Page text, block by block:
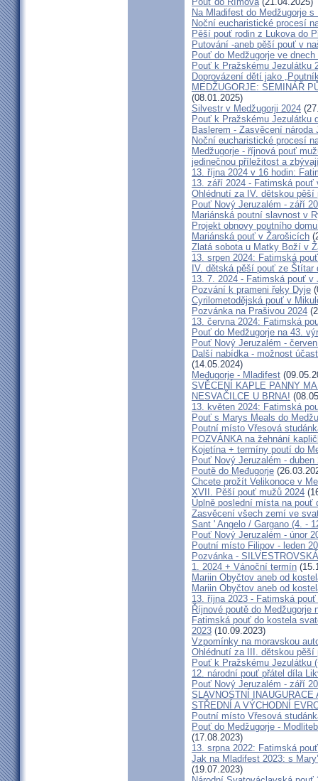
Na Mladifest do Medžugorje s
Noční eucharistické procesí
Pěší pouť rodin z Lukova do
Putování -aneb pěší pouť v
Pouť do Medžugorje ve
Pouť k Pražskému Jezulátku
Doprovázení dětí jako
MEDŽUGORJE: SEMINÁŘ
(08.01.2025)
Silvestr v Medžugorji 2024
Pouť k Pražskému Jezulátku
Baslerem - Zasvěcení národa
Noční eucharistické procesí
Medžugorje - říjnová pouť
jedinečnou příležitost a
13. října 2024 v 16 hodin:
13. září 2024 - Fatimská pouť
Ohlédnutí za IV. dětskou
Pouť Nový Jeruzalém - září
Mariánská poutní slavnost v
Projekt obnovy poutního
Mariánská pouť v Žarošicích
Zlatá sobota u Matky Boží v
13. srpen 2024: Fatimská
IV. dětská pěší pouť ze Štítar
13. 7. 2024 - Fatimská pouť
Pozvání k prameni řeky Dyje
Cyrilometodějská pouť v
Pozvánka na Prašivou 2024
13. června 2024: Fatimská
Pouť do Medžugorje na 43.
Pouť Nový Jeruzalém -
Další nabídka - možnost
(14.05.2024)
Međugorje - Mladifest
SVĚCENÍ KAPLE PANNY
NESVAČILCE U BRNA!
13. květen 2024: Fatimská
Pouť s Marys Meals do
Poutní místo Vřesová
POZVÁNKA na žehnání
Kojetína + termíny poutí do
Pouť Nový Jeruzalém - duben
Poutě do Međugorje
Chcete prožít Velikonoce v
XVII. Pěší pouť mužů 2024
Úplně poslední místa na pouť
Zasvěcení všech zemí ve
Sant ' Angelo / Gargano (4. -
Pouť Nový Jeruzalém - únor
Poutní místo Filipov - leden
Pozvánka -
1. 2024 + Vánoční termín
Mariin Obyčtov aneb od
Mariin Obyčtov aneb od
13. října 2023 - Fatimská
Říjnové poutě do Medžugorje
Fatimská pouť do kostela
2023 (10.09.2023)
Vzpomínky na moravskou
Ohlédnutí za III. dětskou pěší
Pouť k Pražskému Jezulátku
12. národní pouť přátel díla
Pouť Nový Jeruzalém - září
SLAVNOSTNÍ
STŘEDNÍ A VÝCHODNÍ
Poutní místo Vřesová
Pouť do Medžugorje -
(17.08.2023)
13. srpna 2022: Fatimská
Jak na Mladifest 2023: s
(19.07.2023)